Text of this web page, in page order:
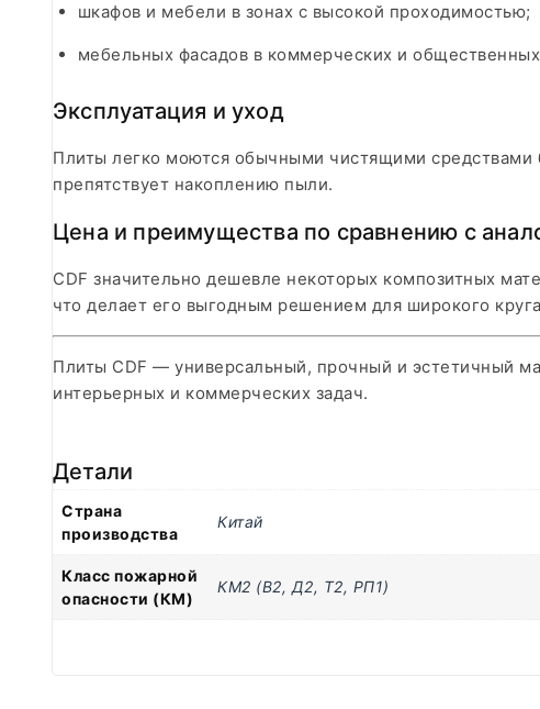
шкафов и мебели в зонах с высокой проходимостью;
мебельных фасадов в коммерческих и
Эксплуатация и уход
Плиты легко моются обычными чистящими средствами
препятствует накоплению пыли.
Цена и преимущества по сравнению с
CDF значительно дешевле некоторых композитных
что делает его выгодным решением для широкого
Плиты CDF — универсальный, прочный и эстетичный
интерьерных и коммерческих задач.
Детали
Страна
производства
Китай
Класс пожарной
опасности (КМ)
КМ2 (В2, Д2, Т2, РП1)